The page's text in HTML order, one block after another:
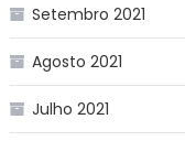
Setembro 2021
Agosto 2021
Julho 2021